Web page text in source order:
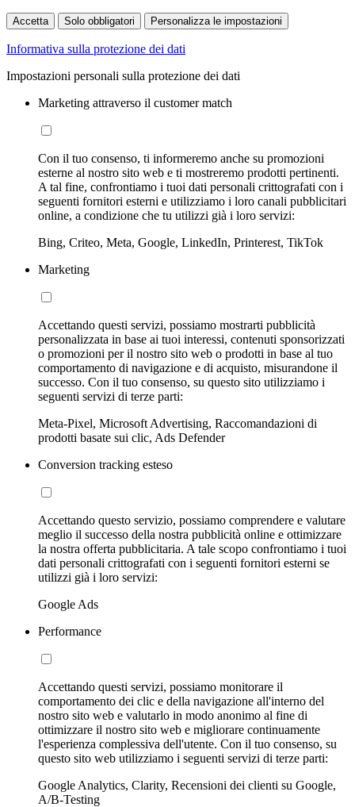
Accetta Solo obbligatori Personalizza le impostazioni
Informativa sulla protezione dei dati
Impostazioni personali sulla protezione dei dati
Marketing attraverso il customer match
Con il tuo consenso, ti informeremo anche su promozioni
esterne al nostro sito web e ti mostreremo prodotti pertinenti.
A tal fine, confrontiamo i tuoi dati personali crittografati con i
seguenti fornitori esterni e utilizziamo i loro canali pubblicitari
online, a condizione che tu utilizzi già i loro servizi:
Bing, Criteo, Meta, Google, LinkedIn, Printerest, TikTok
Marketing
Accettando questi servizi, possiamo mostrarti pubblicità
personalizzata in base ai tuoi interessi, contenuti sponsorizzati
o promozioni per il nostro sito web o prodotti in base al tuo
comportamento di navigazione e di acquisto, misurandone il
successo. Con il tuo consenso, su questo sito utilizziamo i
seguenti servizi di terze parti:
Meta-Pixel, Microsoft Advertising, Raccomandazioni di
prodotti basate sui clic, Ads Defender
Conversion tracking esteso
Accettando questo servizio, possiamo comprendere e valutare
meglio il successo della nostra pubblicità online e ottimizzare
la nostra offerta pubblicitaria. A tale scopo confrontiamo i tuoi
dati personali crittografati con i seguenti fornitori esterni se
utilizzi già i loro servizi:
Google Ads
Performance
Accettando questi servizi, possiamo monitorare il
comportamento dei clic e della navigazione all'interno del
nostro sito web e valutarlo in modo anonimo al fine di
ottimizzare il nostro sito web e migliorare continuamente
l'esperienza complessiva dell'utente. Con il tuo consenso, su
questo sito web utilizziamo i seguenti servizi di terze parti:
Google Analytics, Clarity, Recensioni dei clienti su Google,
A/B-Testing